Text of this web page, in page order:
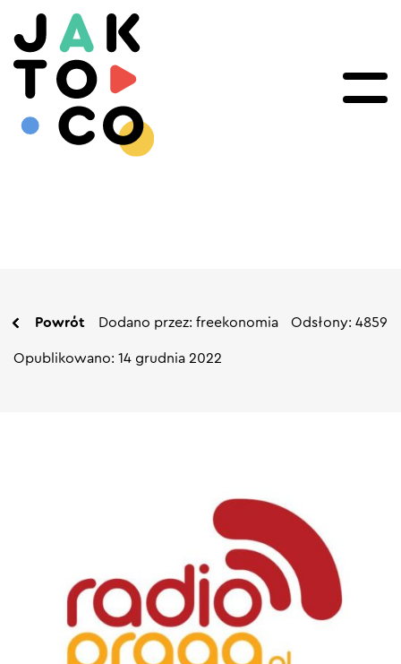
Powrót Dodano przez: freekonomia Odsłony: 4859
Opublikowano: 14 grudnia 2022